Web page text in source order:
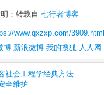
：转载自 七行者博客
www.qxzxp.com/3909.html
博 新浪微博 我的搜狐 人人网
社会工程学经典方法
全维护